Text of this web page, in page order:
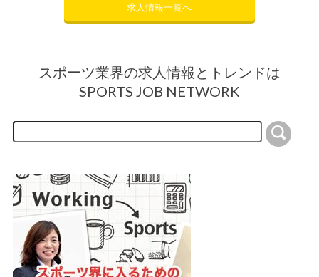
求人情報一覧へ
スポーツ業界の求人情報とトレンドは
SPORTS JOB NETWORK